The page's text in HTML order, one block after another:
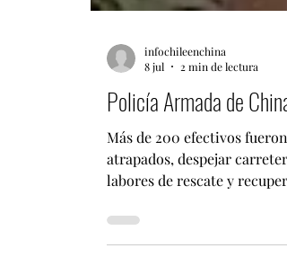
infochileenchina
8 jul
2 min de lectura
Policía Armada de
Más de 200 efectivos
atrapados, despejar